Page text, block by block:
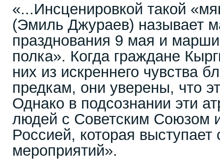
«...Инсценировкой такой
(Эмиль Джураев) называет
празднования 9 мая и
полка». Когда граждане
них из искреннего чувства
предкам, они уверены, что
Однако в подсознании эти
людей с Советским Союзом
Россией, которая выступает
мероприятий».